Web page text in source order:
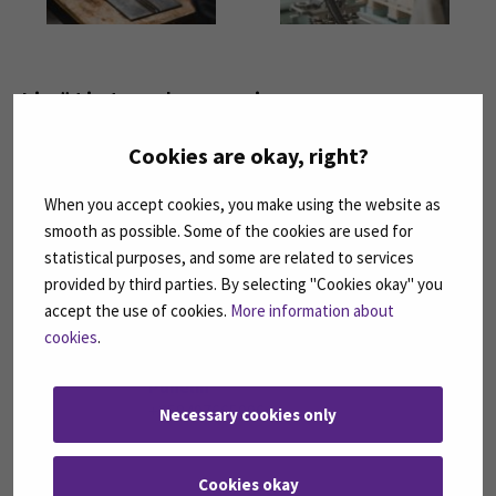
Cookies are okay, right?
When you accept cookies, you make using the website as
smooth as possible. Some of the cookies are used for
statistical purposes, and some are related to services
provided by third parties. By selecting "Cookies okay" you
accept the use of cookies. More information about
cookies.
Necessary cookies only
Cookies okay
Lisätietoa kone- ja
laboratoriosta
Perälä, Janne
Laboratorioinsinööri
Puhelin
+358407665996